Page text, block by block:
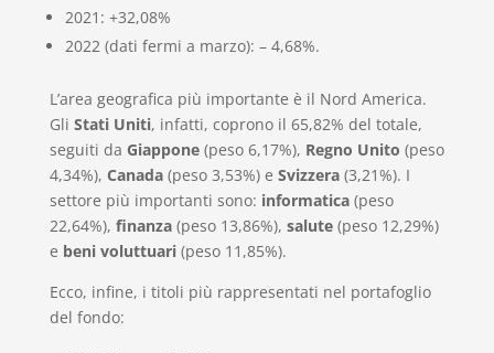
2021: +32,08%
2022 (dati fermi a marzo): – 4,68%.
L’area geografica più importante è il Nord America.
Gli Stati Uniti, infatti, coprono il 65,82% del totale,
seguiti da Giappone(peso 6,17%), Regno Unito (peso
4,34%), Canada(peso 3,53%) e Svizzera(3,21%). I
settore più importanti sono: informatica(peso
22,64%), finanza(peso 13,86%), salute(peso 12,29%)
e beni voluttuari (peso 11,85%).
Ecco, infine, i titoli più rappresentati nel portafoglio
del fondo: